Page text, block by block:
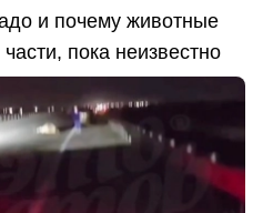
и почему животные
пока неизвестно